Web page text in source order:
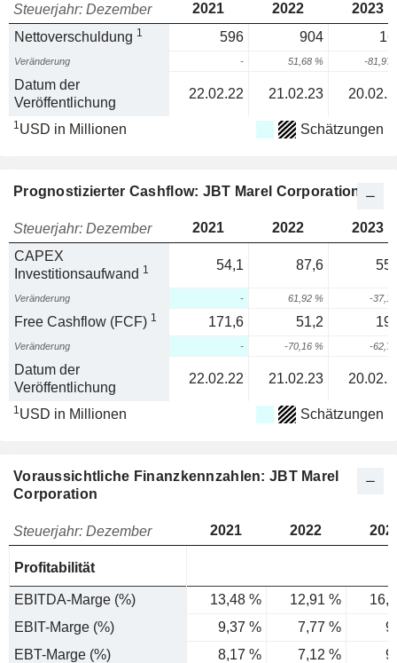
Steuerjahr: Dezember 2021 2022
2023
Nettoverschuldung 1 596 904
Veränderung - 51,68 % -81,97
Datum der
Veröffentlichung
22.02.22 21.02.23
1USD in Millionen Schätzungen
Prognostizierter Cashflow: JBT Marel Corporation
Steuerjahr: Dezember 2021 2022
2023
CAPEX
Investitionsaufwand 1 54,1 87,6
Veränderung - 61,92 % -37,1
Free Cashflow (FCF) 1 171,6 51,2
Veränderung - -70,16 % -62,7
Datum der
Veröffentlichung
22.02.22 21.02.23
1USD in Millionen Schätzungen
Voraussichtliche Finanzkennzahlen: JBT Marel
Corporation
Steuerjahr: Dezember 2021 2022
Profitabilität
EBITDA-Marge (%) 13,48 % 12,91 %
EBIT-Marge (%)
9,37 % 7,77 %
EBT-Marge (%)
8,17 % 7,12 %